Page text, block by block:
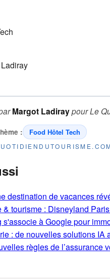
Margot LadiraypourLe
: Food Hôtel Tech
destination de vacances
& tourisme : Disneyland
s'associe à Google pour
: de nouvelles solutions IA
règles de l’assurance